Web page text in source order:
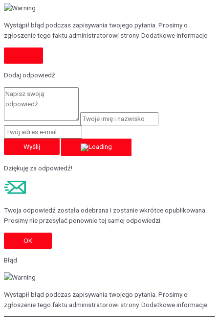
Wystąpił błąd podczas zapisywania twojego pytania. Prosimy o
zgłoszenie tego faktu administratorowi strony. Dodatkowe informacje:
Dodaj odpowiedź
Wyślij
Dziękuję za odpowiedź!
Twoja odpowiedź została odebrana i zostanie wkrótce opublikowana.
Prosimy nie przesyłać ponownie tej samej odpowiedzi.
OK
Błąd
Wystąpił błąd podczas zapisywania twojego pytania. Prosimy o
zgłoszenie tego faktu administratorowi strony. Dodatkowe informacje: